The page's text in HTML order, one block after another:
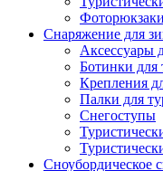
Фоторюкзаки
Снаряжение для
Аксессуары
Ботинки для
Крепления
Палки для
Снегоступы
Сноубордическое